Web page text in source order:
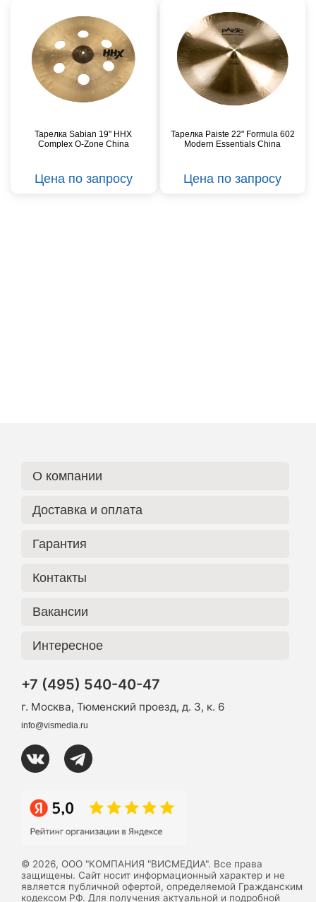
Тарелка Sabian 19" HHX
Complex O-Zone China
Цена по запросу
Тарелка Paiste 22" Formula 602
Modern Essentials China
Цена по запросу
О компании
Доставка и оплата
Гарантия
Контакты
Вакансии
Интересное
+7 (495) 540-40-47
г. Москва, Тюменский проезд, д. 3, к. 6
info@vismedia.ru
© 2026, ООО "КОМПАНИЯ "ВИСМЕДИА". Все права
защищены. Сайт носит информационный характер и не
является публичной офертой, определяемой Гражданским
кодексом РФ. Для получения актуальной и подробной